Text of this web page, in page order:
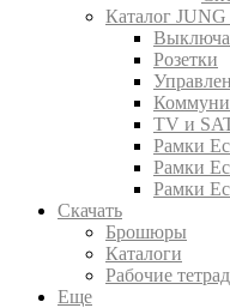
Каталог
Розетки
TV и
Рамки
Рамки
Рамки
Скачать
Брошюры
Каталоги
Рабочие
Еще